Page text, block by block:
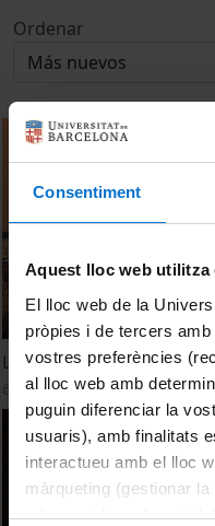
Consentiment
Aquest lloc web utilitza
El lloc web de la
pròpies i de tercers
vostres preferències
al lloc web amb
puguin diferenciar la
usuaris), amb finalitats
interactueu amb el lloc
màrqueting (gestionar la
adequant-la en funció
Ordenar
L'entrevista: Montserrat
6 Abril, 2011